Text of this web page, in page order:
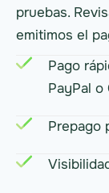
pruebas.
emitimos el
Pago
PayPal
Prepago